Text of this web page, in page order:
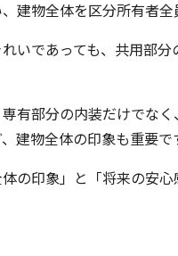
建物全体を区分所有者全
いであっても、共用部
有部分の内装だけでな
建物全体の印象も重要で
の印象」と「将来の安